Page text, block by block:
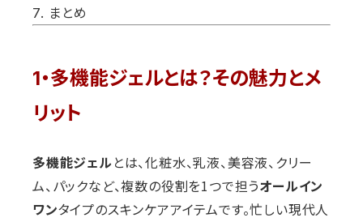
まとめ
1・多機能ジェルとは？その魅力とメ
リット
多機能ジェル とは、化粧水、乳液、美容液、クリー
ム、パックなど、複数の役割を1つで担うオールイン
ワンタイプのスキンケアアイテムです。忙しい現代人